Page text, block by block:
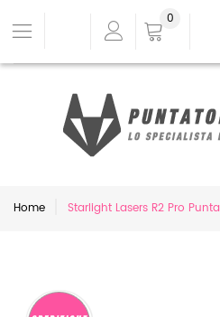
0
Home Starlight Lasers R2 Pro